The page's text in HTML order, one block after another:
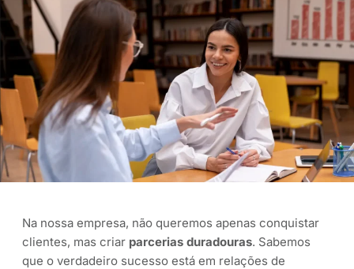
Na nossa empresa, não queremos apenas conquistar
clientes, mas criar parcerias duradouras. Sabemos
que o verdadeiro sucesso está em relações de